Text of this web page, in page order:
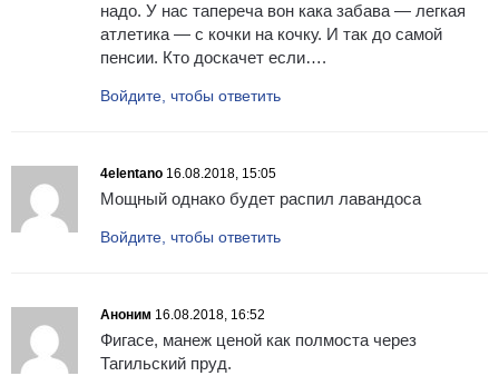
надо. У нас тапереча вон кака забава — легкая
атлетика — с кочки на кочку. И так до самой
пенсии. Кто доскачет если….
Войдите, чтобы ответить
4elentano 16.08.2018, 15:05
Мощный однако будет распил лавандоса
Войдите, чтобы ответить
Аноним 16.08.2018, 16:52
Фигасе, манеж ценой как полмоста через
Тагильский пруд.